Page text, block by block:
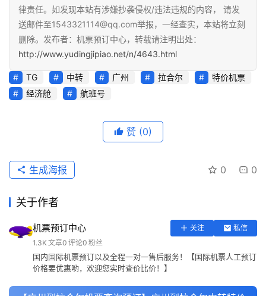
律责任。如发现本站有涉嫌抄袭侵权/违法违规的内容， 请发
送邮件至1543321114@qq.com举报，一经查实，本站将立刻
删除。发布者：机票预订中心，转载请注明出处：
http://www.yudingjipiao.net/n/4643.html
TG 中转 广州 拉合尔
特价机票
经济舱
航班号
赞 (0)
0 0
生成海报
关于作者
机票预订中心 关注
私信
1.3K 文章0 评论0 粉丝
国内国际机票预订以及全程一对一售后服务！【国际机票人工预订
价格要优惠哟，欢迎您实时查价比价！】